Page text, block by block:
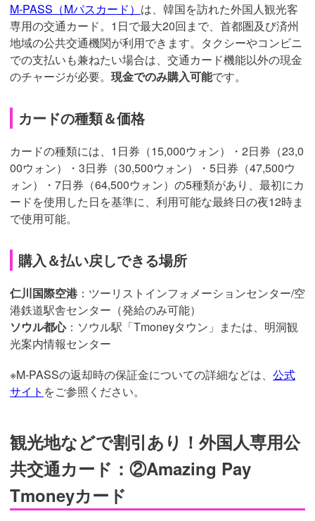
M-PASS（Mパスカード） は、韓国を訪れた外国人観光客
専用の交通カード。1日で最大20回まで、首都圏及び済州
地域の公共交通機関が利用できます。タクシーやコンビニ
での支払いも兼ねたい場合は、交通カード機能以外の現金
のチャージが必要。 現金でのみ購入可能です。
カードの種類＆価格
カードの種類には、1日券（15,000ウォン）・2日券（23,0
00ウォン）・3日券（30,500ウォン）・5日券（47,500ウ
ォン）・7日券（64,500ウォン）の5種類があり、最初にカ
ードを使用した日を基準に、利用可能な最終日の夜12時ま
で使用可能。
購入＆払い戻しできる場所
仁川国際空港：ツーリストインフォメーションセンター/空
港鉄道駅舎センター（発給のみ可能）
ソウル都心：ソウル駅「Tmoneyタウン」または、明洞観
光案内情報センター
※M-PASSの返却時の保証金についての詳細などは、 公式
サイト をご参照ください。
観光地などで割引あり！外国人専用公
共交通カード：②Amazing Pay
Tmoneyカード